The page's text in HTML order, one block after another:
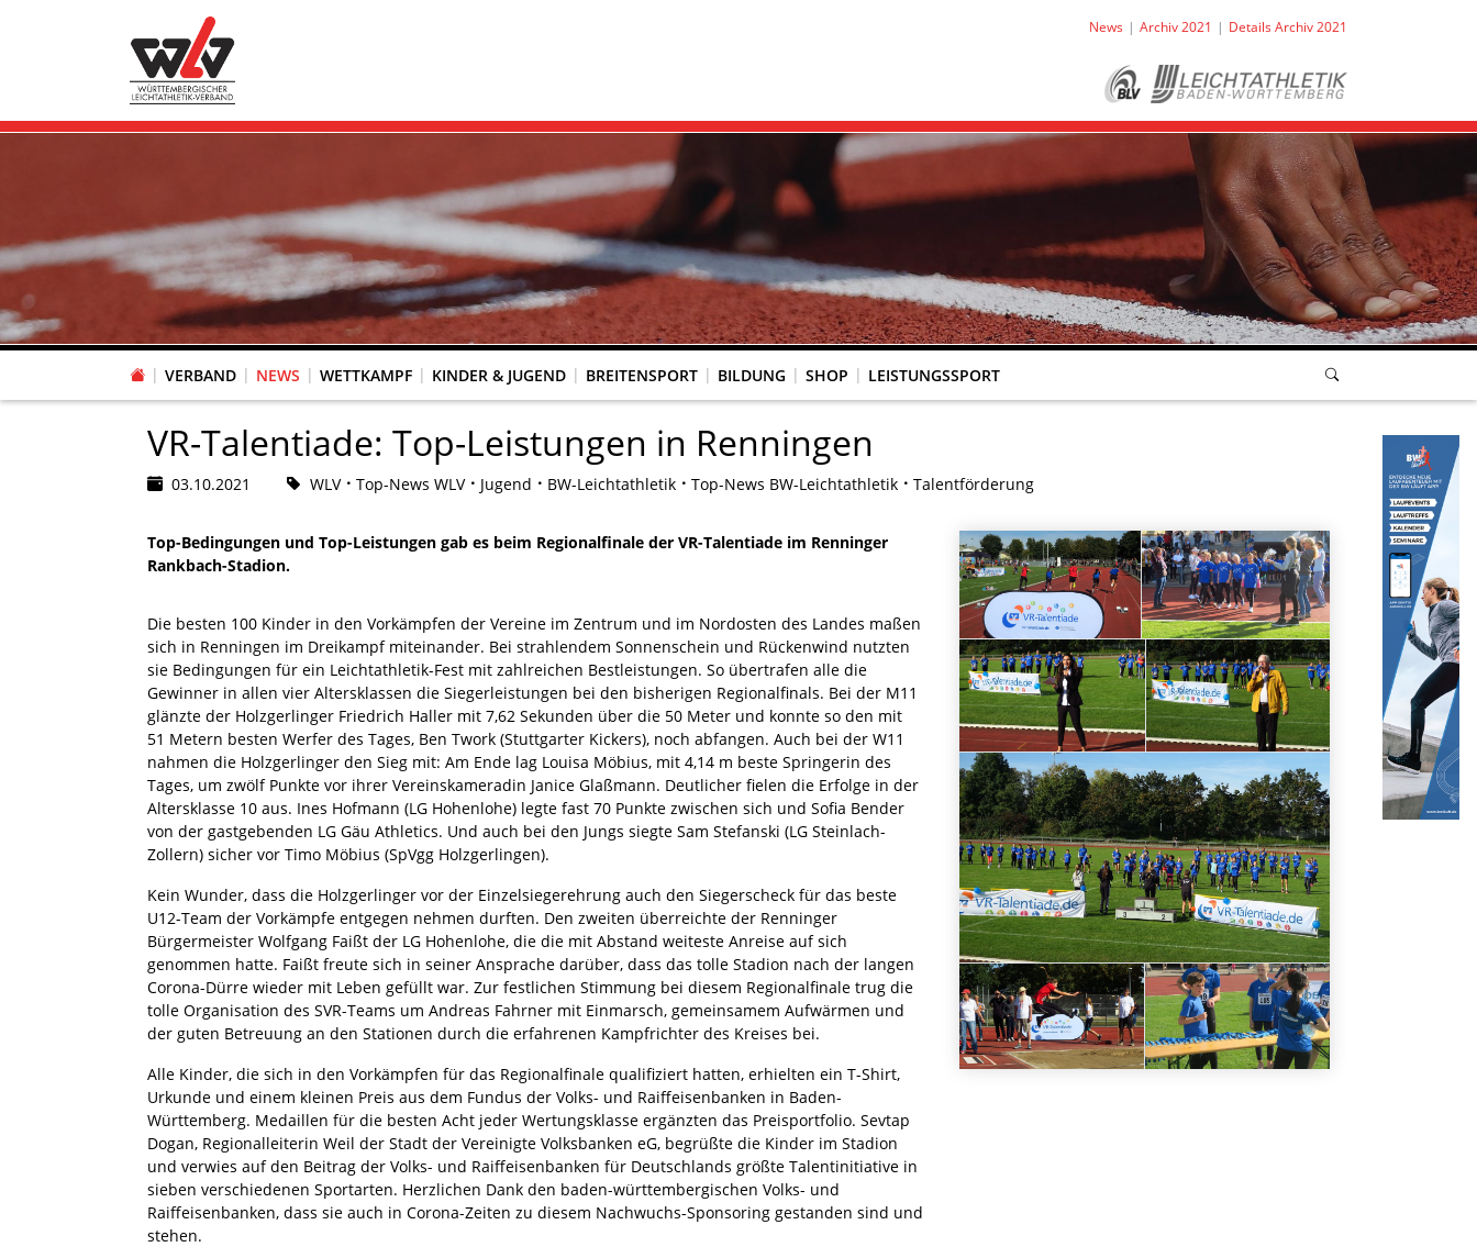
News Archiv 2021 Details Archiv 2021
VERBAND NEWS WETTKAMPF KINDER & JUGEND BREITENSPORT BILDUNG SHOP LEISTUNGSSPORT
VR-Talentiade: Top-Leistungen in Renningen
03.10.2021 WLV Top-News WLV Jugend BW-Leichtathletik Top-News BW-Leichtathletik Talentförderung
Top-Bedingungen und Top-Leistungen gab es beim Regionalfinale der VR-Talentiade im Renninger
Rankbach-Stadion.
Die besten 100 Kinder in den Vorkämpfen der Vereine im Zentrum und im Nordosten des Landes maßen
sich in Renningen im Dreikampf miteinander. Bei strahlendem Sonnenschein und Rückenwind nutzten
sie Bedingungen für ein Leichtathletik-Fest mit zahlreichen Bestleistungen. So übertrafen alle die
Gewinner in allen vier Altersklassen die Siegerleistungen bei den bisherigen Regionalfinals. Bei der M11
glänzte der Holzgerlinger Friedrich Haller mit 7,62 Sekunden über die 50 Meter und konnte so den mit
51 Metern besten Werfer des Tages, Ben Twork (Stuttgarter Kickers), noch abfangen. Auch bei der W11
nahmen die Holzgerlinger den Sieg mit: Am Ende lag Louisa Möbius, mit 4,14 m beste Springerin des
Tages, um zwölf Punkte vor ihrer Vereinskameradin Janice Glaßmann. Deutlicher fielen die Erfolge in der
Altersklasse 10 aus. Ines Hofmann (LG Hohenlohe) legte fast 70 Punkte zwischen sich und Sofia Bender
von der gastgebenden LG Gäu Athletics. Und auch bei den Jungs siegte Sam Stefanski (LG Steinlach-
Zollern) sicher vor Timo Möbius (SpVgg Holzgerlingen).
Kein Wunder, dass die Holzgerlinger vor der Einzelsiegerehrung auch den Siegerscheck für das beste
U12-Team der Vorkämpfe entgegen nehmen durften. Den zweiten überreichte der Renninger
Bürgermeister Wolfgang Faißt der LG Hohenlohe, die die mit Abstand weiteste Anreise auf sich
genommen hatte. Faißt freute sich in seiner Ansprache darüber, dass das tolle Stadion nach der langen
Corona-Dürre wieder mit Leben gefüllt war. Zur festlichen Stimmung bei diesem Regionalfinale trug die
tolle Organisation des SVR-Teams um Andreas Fahrner mit Einmarsch, gemeinsamem Aufwärmen und
der guten Betreuung an den Stationen durch die erfahrenen Kampfrichter des Kreises bei.
Alle Kinder, die sich in den Vorkämpfen für das Regionalfinale qualifiziert hatten, erhielten ein T-Shirt,
Urkunde und einem kleinen Preis aus dem Fundus der Volks- und Raiffeisenbanken in Baden-
Württemberg. Medaillen für die besten Acht jeder Wertungsklasse ergänzten das Preisportfolio. Sevtap
Dogan, Regionalleiterin Weil der Stadt der Vereinigte Volksbanken eG, begrüßte die Kinder im Stadion
und verwies auf den Beitrag der Volks- und Raiffeisenbanken für Deutschlands größte Talentinitiative in
sieben verschiedenen Sportarten. Herzlichen Dank den baden-württembergischen Volks- und
Raiffeisenbanken, dass sie auch in Corona-Zeiten zu diesem Nachwuchs-Sponsoring gestanden sind und
stehen.